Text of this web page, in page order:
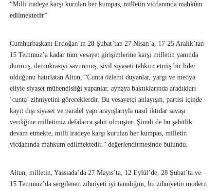
“Milli iradeye karşı kurulan her kumpas, milletin vicdanında mahkûm
edilmektedir”
Cumhurbaşkanı Erdoğan’ın 28 Şubat’tan 27 Nisan’a, 17-25 Aralık’tan
15 Temmuz’a kadar tüm vesayet girişimlerine karşı milletin yanında
durmuş, demokrasiyi savunmuş, sivil siyaseti tahkim etmiş bir lider
olduğunu hatırlatan Altun, “Cunta özlemi duyanlar, yargı ve medya
eliyle siyaset mühendisliği yapanlar, aynaya baktıklarında aradıkları
‘cunta’ zihniyetini göreceklerdir. Bu vesayetçi anlayışın, partisi içinde
kayıt dışı siyaset ve paralel yapı arayışlarıyla nasıl iktidar savaşı
verdiğine milletimiz defalarca şahit olmuştur. Şimdi de bu şahitlik
devam etmekte, milli iradeye karşı kurulan her kumpas, milletin
vicdanında mahkum edilmektedir.” değerlendirmesinde bulundu.
Altun, milletin, Yassıada’da 27 Mayıs’ta, 12 Eylül’de, 28 Şubat’ta ve
15 Temmuz’da sergilenen zihniyeti iyi tanıdığını, bu zihniyetin modern